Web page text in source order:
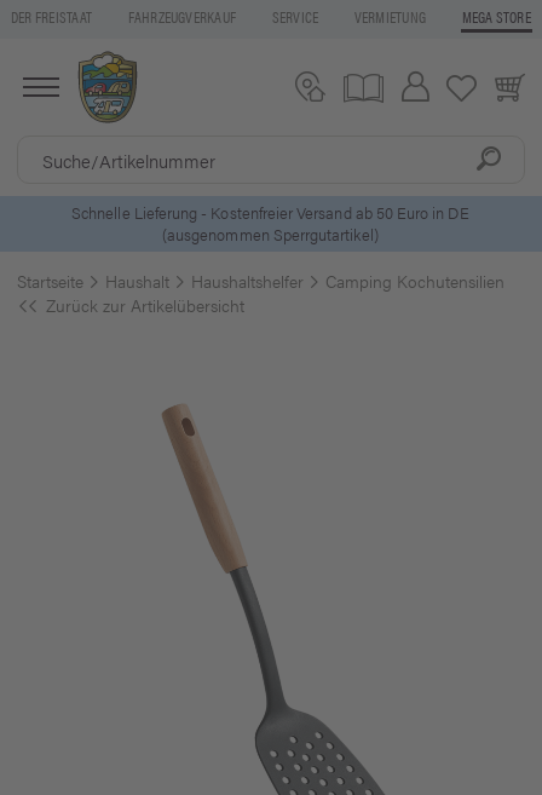
DER FREISTAAT FAHRZEUGVERKAUF SERVICE VERMIETUNG MEGA STORE
5 Euro Gutschein* beiNewsletter-Anmeldung
Startseite Haushalt Haushaltshelfer
Camping Kochutensilien
Zurück zur Artikelübersicht